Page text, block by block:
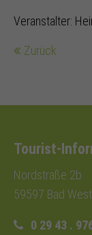
Veranstalter:
Zurück
Tourist-
Nordstraße 2b
59597 Bad
0 29 43 .